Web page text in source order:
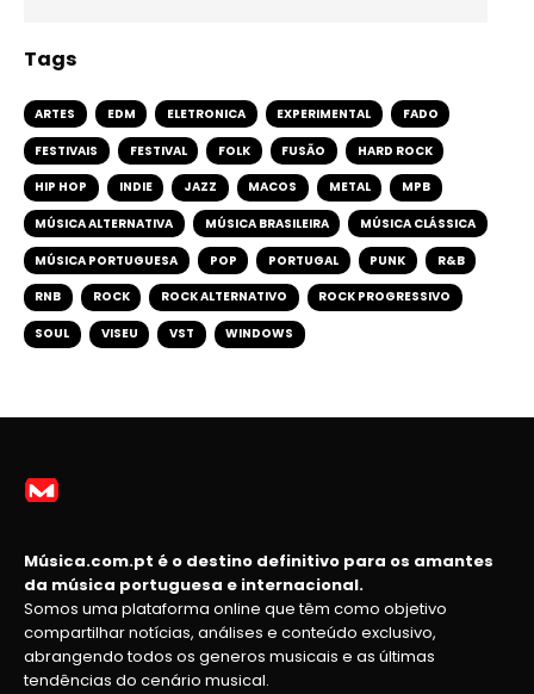
Tags
ARTES EDM ELETRONICA EXPERIMENTAL FADO
FESTIVAIS FESTIVAL FOLK FUSÃO HARD ROCK
HIP HOP INDIE JAZZ MACOS METAL MPB
MÚSICA ALTERNATIVA MÚSICA BRASILEIRA MÚSICA CLÁSSICA
MÚSICA PORTUGUESA POP PORTUGAL PUNK R&B
RNB ROCK ROCK ALTERNATIVO ROCK PROGRESSIVO
SOUL VISEU VST WINDOWS
Música.com.pt é o destino definitivo para os amantes
da música portuguesa e internacional.
Somos uma plataforma online que têm como objetivo
compartilhar notícias, análises e conteúdo exclusivo,
abrangendo todos os generos musicais e as últimas
tendências do cenário musical.